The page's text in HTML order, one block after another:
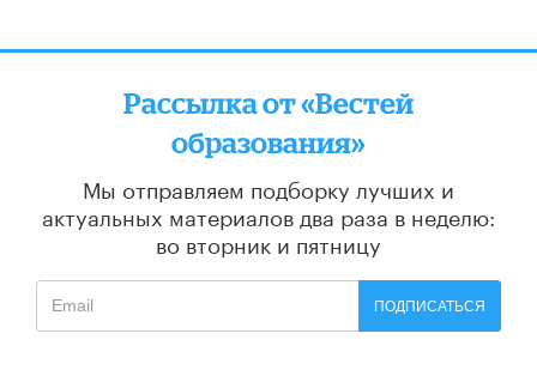
Рассылка от «Вестей
образования»
Мы отправляем подборку лучших и
актуальных материалов два раза в неделю:
во вторник и пятницу
ПОДПИСАТЬСЯ